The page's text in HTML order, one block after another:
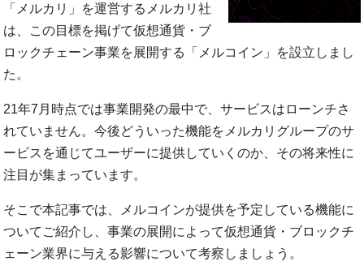
「メルカリ」を運営するメルカリ社
は、この目標を掲げて仮想通貨・ブ
ロックチェーン事業を展開する「メルコイン」を設立しまし
た。
21年7月時点では事業開発の最中で、サービスはローンチさ
れていません。今後どういった機能をメルカリグループのサ
ービスを通じてユーザーに提供していくのか、その将来性に
注目が集まっています。
そこで本記事では、メルコインが提供を予定している機能に
ついてご紹介し、事業の展開によって仮想通貨・ブロックチ
ェーン業界に与える影響について考察しましょう。